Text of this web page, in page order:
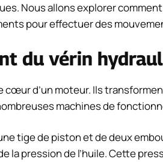
Nous allons explorer
pour effectuer des
du vérin
cœur d’un moteur. Ils
machines de
tige de piston et de deux
la pression de l’huile. Cette